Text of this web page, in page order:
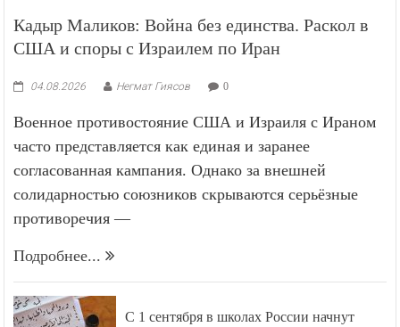
Кадыр Маликов: Война без единства. Раскол в
США и споры с Израилем по Иран
04.08.2026 Негмат Гиясов 0
Военное противостояние США и Израиля с Ираном
часто представляется как единая и заранее
согласованная кампания. Однако за внешней
солидарностью союзников скрываются серьёзные
противоречия —
Подробнее...
С 1 сентября в школах России начнут